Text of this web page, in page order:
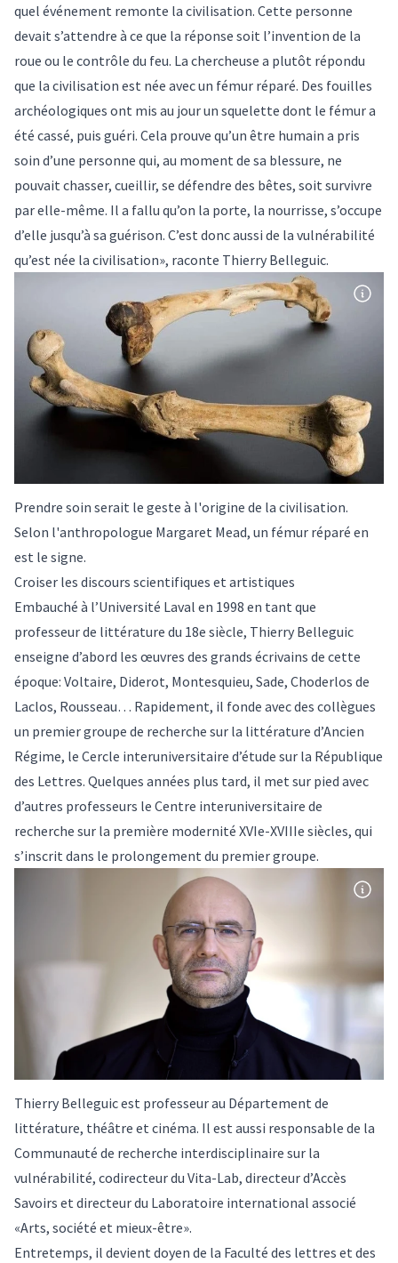
quel événement remonte la civilisation. Cette personne
devait s’attendre à ce que la réponse soit l’invention de la
roue ou le contrôle du feu. La chercheuse a plutôt répondu
que la civilisation est née avec un fémur réparé. Des fouilles
archéologiques ont mis au jour un squelette dont le fémur a
été cassé, puis guéri. Cela prouve qu’un être humain a pris
soin d’une personne qui, au moment de sa blessure, ne
pouvait chasser, cueillir, se défendre des bêtes, soit survivre
par elle-même. Il a fallu qu’on la porte, la nourrisse, s’occupe
d’elle jusqu’à sa guérison. C’est donc aussi de la vulnérabilité
qu’est née la civilisation», raconte Thierry Belleguic.
Prendre soin serait le geste à l'origine de la civilisation.
Selon l'anthropologue Margaret Mead, un fémur réparé en
est le signe.
Croiser les discours scientifiques et artistiques
Embauché à l’Université Laval en 1998 en tant que
professeur de littérature du 18e siècle, Thierry Belleguic
enseigne d’abord les œuvres des grands écrivains de cette
époque: Voltaire, Diderot, Montesquieu, Sade, Choderlos de
Laclos, Rousseau… Rapidement, il fonde avec des collègues
un premier groupe de recherche sur la littérature d’Ancien
Régime, le Cercle interuniversitaire d’étude sur la République
des Lettres. Quelques années plus tard, il met sur pied avec
d’autres professeurs le Centre interuniversitaire de
recherche sur la première modernité XVIe-XVIIIe siècles, qui
s’inscrit dans le prolongement du premier groupe.
Thierry Belleguic est professeur au Département de
littérature, théâtre et cinéma. Il est aussi responsable de la
Communauté de recherche interdisciplinaire sur la
vulnérabilité, codirecteur du Vita-Lab, directeur d’Accès
Savoirs et directeur du Laboratoire international associé
«Arts, société et mieux-être».
Entretemps, il devient doyen de la Faculté des lettres et des